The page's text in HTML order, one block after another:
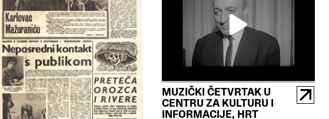
MUZIČKI ČETVRTAK U
CENTRU ZA KULTURU I
INFORMACIJE, HRT